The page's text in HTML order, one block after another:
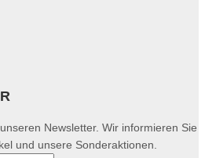
Newsletter. Wir informieren Sie
und unsere Sonderaktionen.